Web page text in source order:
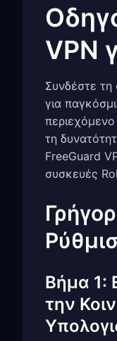
VPN
Συνδέστε
για
τη
FreeGuard
συσκευές
Βήμα 1:
την